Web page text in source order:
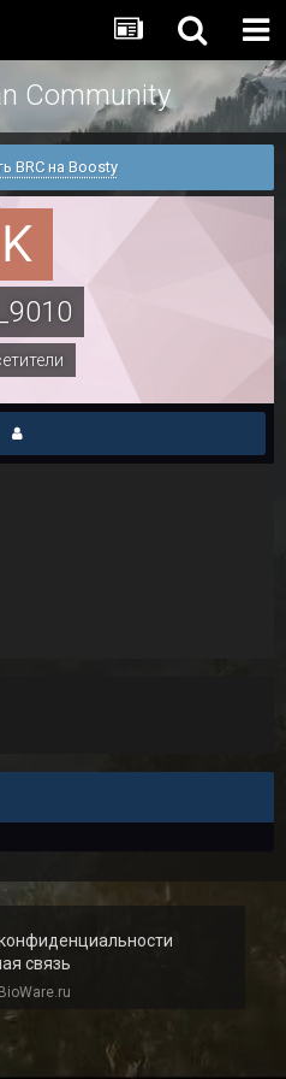
Community
BRC на Boosty
связь